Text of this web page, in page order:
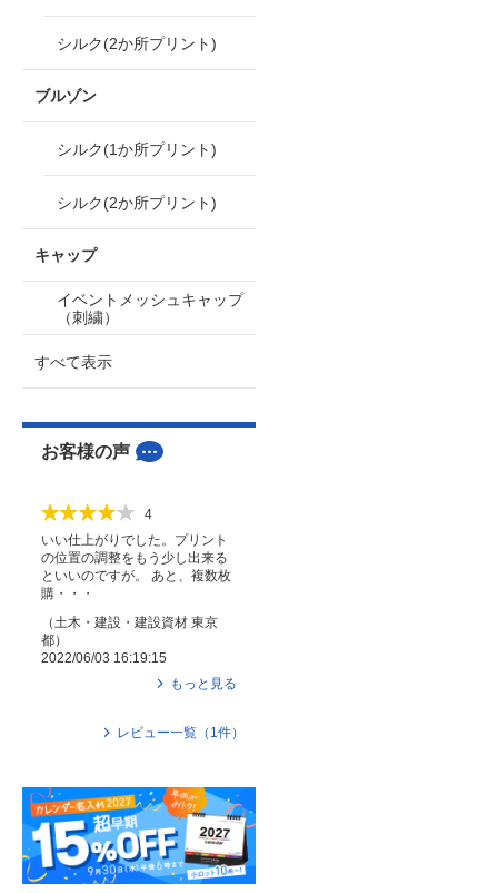
シルク(2か所プリント)
ブルゾン
シルク(1か所プリント)
シルク(2か所プリント)
キャップ
イベントメッシュキャップ
（刺繍）
すべて表示
お客様の声
4
いい仕上がりでした。プリント
の位置の調整をもう少し出来る
といいのですが。 あと、複数枚
購・・・
（ 土木・建設・建設資材 東京
都）
2022/06/03 16:19:15
もっと見る
レビュー一覧（ 1 件）